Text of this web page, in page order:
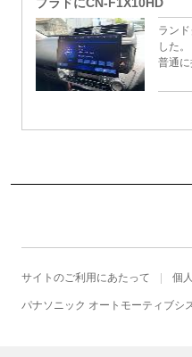
プラドにCN-F1X10HD
ラン
した
普通に
サイトのご利用にあたって 個
パナソニック オートモーティブシ